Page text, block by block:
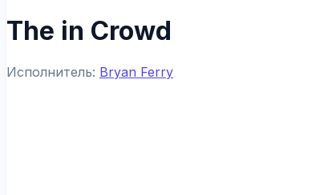
The in Crowd
Исполнитель: Bryan Ferry